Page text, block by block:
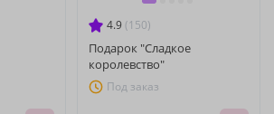
4.9 (150)
Подарок "Сладкое
королевство"
Под заказ